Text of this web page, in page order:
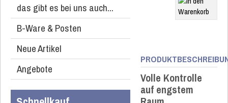
das gibt es bei uns auch...
B-Ware & Posten
Neue Artikel
Angebote
Volle Kontrolle
auf engstem